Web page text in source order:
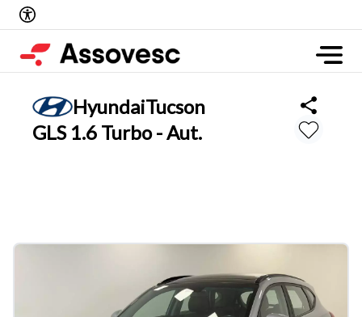
HyundaiTucson
GLS 1.6 Turbo - Aut.